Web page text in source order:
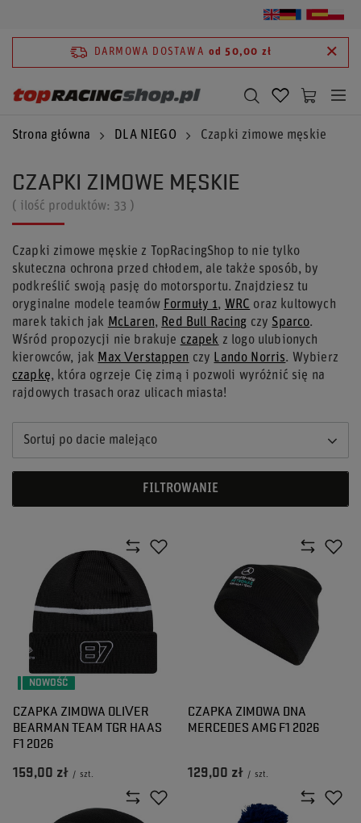
DARMOWA DOSTAWA od 50,00 zł
Strona główna DLA NIEGO Czapki zimowe męskie
CZAPKI ZIMOWE MĘSKIE
( ilość produktów: 33 )
Czapki zimowe męskie z TopRacingShop to nie tylko
skuteczna ochrona przed chłodem, ale także sposób, by
podkreślić swoją pasję do motorsportu. Znajdziesz tu
oryginalne modele teamów Formuły 1, WRC oraz kultowych
marek takich jak McLaren, Red Bull Racing czy Sparco.
Wśród propozycji nie brakuje czapek z logo ulubionych
kierowców, jak Max Verstappen czy Lando Norris. Wybierz
czapkę, która ogrzeje Cię zimą i pozwoli wyróżnić się na
rajdowych trasach oraz ulicach miasta!
Sortuj po dacie malejąco
FILTROWANIE
NOWOŚĆ
CZAPKA ZIMOWA OLIVER
BEARMAN TEAM TGR HAAS
F1 2026
159,00 zł / szt.
CZAPKA ZIMOWA DNA
MERCEDES AMG F1 2026
129,00 zł / szt.